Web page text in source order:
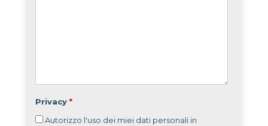
Privacy *
Autorizzo l'uso dei miei dati personali in